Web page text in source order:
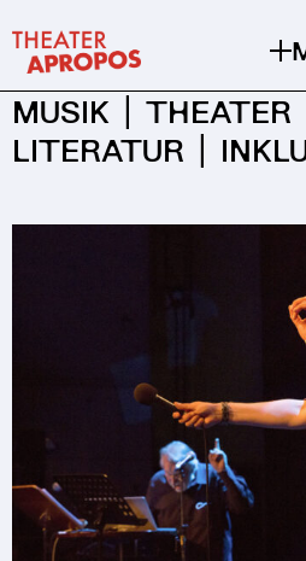
MUSIK | THEATER |
LITERATUR |